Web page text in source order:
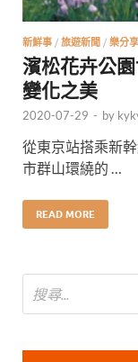
新鮮事 / 旅遊新聞 / 樂分享
濱松花卉公
變化之美
2020-07-29 - by
從東京站搭乘新
市群山環繞的 …
READ MORE